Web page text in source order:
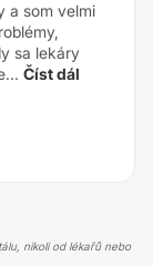
a som velmi
sa lekáry
Číst dál
nikoli od lékařů nebo